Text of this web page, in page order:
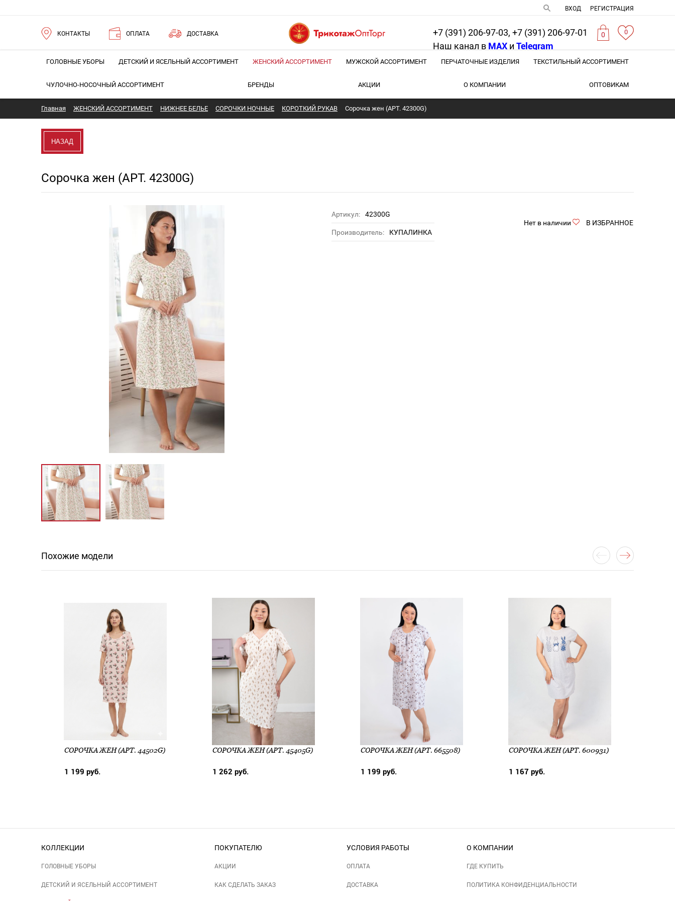
ВХОД РЕГИСТРАЦИЯ
КОНТАКТЫ ОПЛАТА ДОСТАВКА 0 0
+7 (391) 206-97-03, +7 (391) 206-97-01
Наш канал в MAX и Telegram
ГОЛОВНЫЕ УБОРЫ ДЕТСКИЙ И ЯСЕЛЬНЫЙ АССОРТИМЕНТ ЖЕНСКИЙ АССОРТИМЕНТ МУЖСКОЙ АССОРТИМЕНТ ПЕРЧАТОЧНЫЕ ИЗДЕЛИЯ ТЕКСТИЛЬНЫЙ АССОРТИМЕНТ
ЧУЛОЧНО-НОСОЧНЫЙ АССОРТИМЕНТ БРЕНДЫ АКЦИИ О КОМПАНИИ ОПТОВИКАМ
Главная ЖЕНСКИЙ АССОРТИМЕНТ НИЖНЕЕ БЕЛЬЕ СОРОЧКИ НОЧНЫЕ КОРОТКИЙ РУКАВ Сорочка жен (АРТ. 42300G)
НАЗАД
Сорочка жен (АРТ. 42300G)
Новинка
Нет в наличии
В ИЗБРАННОЕ
Артикул: 42300G
Производитель: КУПАЛИНКА
Похожие модели
СОРОЧКА ЖЕН (АРТ. 44502G)
1 199 руб.
СОРОЧКА ЖЕН (АРТ. 45405G)
1 262 руб.
СОРОЧКА ЖЕН (АРТ. 665508)
1 199 руб.
СОРОЧКА ЖЕН (АРТ. 600931)
1 167 руб.
КОЛЛЕКЦИИ
ГОЛОВНЫЕ УБОРЫ
ДЕТСКИЙ И ЯСЕЛЬНЫЙ АССОРТИМЕНТ
ПОКУПАТЕЛЮ
АКЦИИ
КАК СДЕЛАТЬ ЗАКАЗ
УСЛОВИЯ РАБОТЫ
ОПЛАТА
ДОСТАВКА
О КОМПАНИИ
ГДЕ КУПИТЬ
ПОЛИТИКА КОНФИДЕНЦИАЛЬНОСТИ